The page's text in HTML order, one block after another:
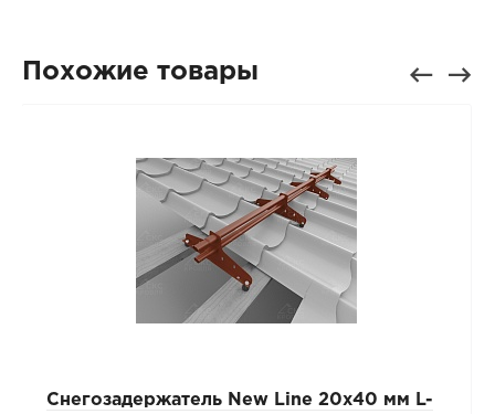
Похожие товары
Снегозадержатель New Line 20х40 мм L-